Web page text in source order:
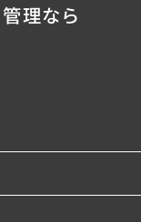
理なら